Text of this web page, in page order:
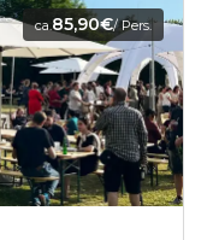
ca.85,90€/ Pers.